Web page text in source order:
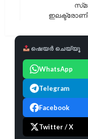
ഷെയർ ചെയ്യൂ
WhatsApp
Telegram
Facebook
Twitter / X